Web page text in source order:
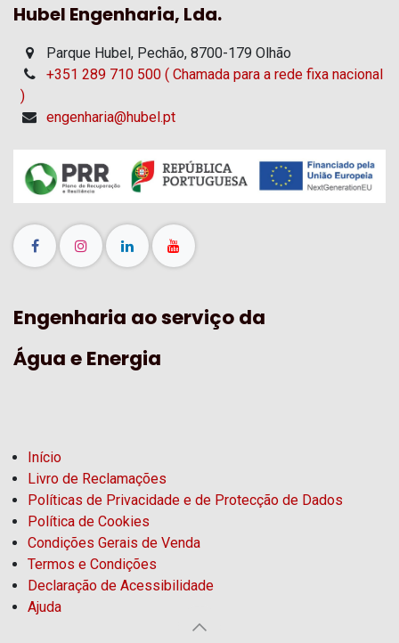
Hubel Engenharia, Lda.
Parque Hubel, Pechão, 8700-179 Olhão
+351 289 710 500 ( Chamada para a rede fixa nacional
)
engenharia@hubel.pt
Engenharia ao serviço da
Água e Energia
Início
Livro de Reclamações
Políticas de Privacidade e de Protecção de Dados
Política de Cookies
Condições Gerais de Venda
Termos e Condições
Declaração de Acessibilidade
Ajuda